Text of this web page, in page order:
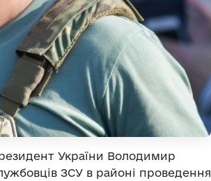
України Володимир
ЗCУ в районі проведення